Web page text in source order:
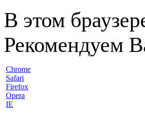
В этом
Рекомендуем
Chrome
Safari
Firefox
Opera
IE